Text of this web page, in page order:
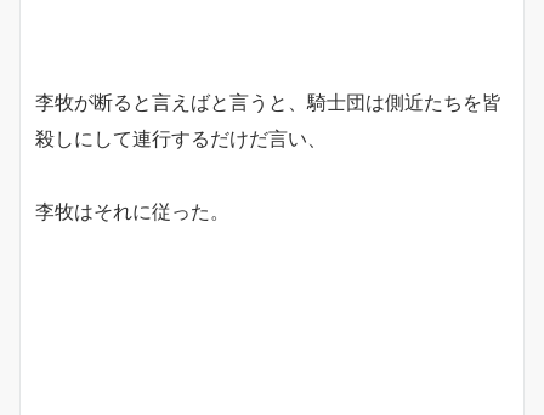
李牧が断ると言えばと言うと、騎士団は側近たちを皆
殺しにして連行するだけだ言い、
李牧はそれに従った。